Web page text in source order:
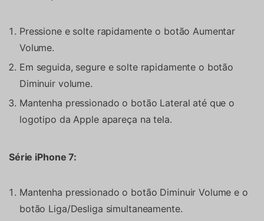
Pressione e solte rapidamente o botão Aumentar
Volume.
Em seguida, segure e solte rapidamente o botão
Diminuir volume.
Mantenha pressionado o botão Lateral até que o
logotipo da Apple apareça na tela.
Série iPhone 7:
Mantenha pressionado o botão Diminuir Volume e o
botão Liga/Desliga simultaneamente.